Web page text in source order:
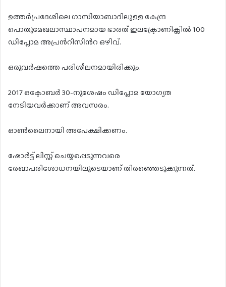
ഉത്തർപ്രദേശിലെ ഗാസിയാബാദിലുള്ള കേന്ദ്ര
പൊതുമേഖലാസ്ഥാപനമായ ഭാരത് ഇലക്ട്രോണിക്സിൽ 100
ഡിപ്ലോമ അപ്രൻറിസിൻറ ഒഴിവ്.
ഒരുവർഷത്തെ പരിശീലനമായിരിക്കും.
2017 ഒക്ടോബർ 30-നുശേഷം ഡിപ്ലോമ യോഗ്യത
നേടിയവർക്കാണ് അവസരം.
ഓൺലൈനായി അപേക്ഷിക്കണം.
ഷോർട്ട് ലിസ്റ്റ് ചെയ്യപ്പെടുന്നവരെ
രേഖാപരിശോധനയിലൂടെയാണ് തിരഞ്ഞെടുക്കുന്നത്.